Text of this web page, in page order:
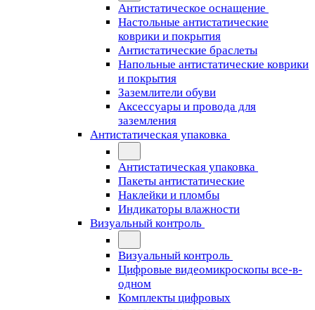
Антистатическое оснащение
Настольные антистатические
коврики и покрытия
Антистатические браслеты
Напольные антистатические коврики
и покрытия
Заземлители обуви
Аксессуары и провода для
заземления
Антистатическая упаковка
Антистатическая упаковка
Пакеты антистатические
Наклейки и пломбы
Индикаторы влажности
Визуальный контроль
Визуальный контроль
Цифровые видеомикроскопы все-в-
одном
Комплекты цифровых